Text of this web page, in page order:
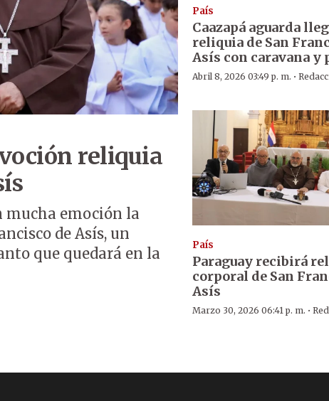
reliquia
mucha emoción la
de Asís, un
que quedará en la
País
Caazapá aguarda
reliquia de San
Asís con caravana y
Abril 8, 2026 03:49 p. m. ·
País
Paraguay recibirá
corporal de San
Asís
Marzo 30, 2026 06:41 p. m. ·